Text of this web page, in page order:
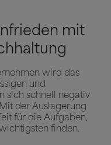
mit
wird das
und
sich schnell negativ
der Auslagerung
für die Aufgaben,
finden.